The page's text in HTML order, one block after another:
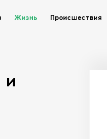
Жизнь Происшествия
и